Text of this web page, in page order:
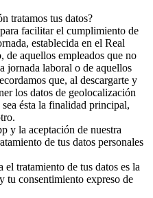
tratamos tus datos?
facilitar el cumplimiento de
establecida en el Real
de aquellos empleados que no
jornada laboral o de aquellos
que, al descargarte y
los datos de geolocalización
ésta la finalidad principal,
y la aceptación de nuestra
de tus datos personales
tratamiento de tus datos es la
tu consentimiento expreso de